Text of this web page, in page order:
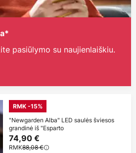
pasiūlymo su naujienlaiškiu.
RMK -15%
"Newgarden Alba" LED saulės šviesos
grandinė iš "Esparto
74,90 €
RMK88,08 €